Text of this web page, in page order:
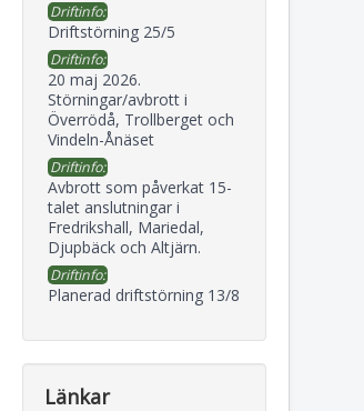
Driftinfo:
Driftstörning 25/5
Driftinfo:
20 maj 2026.
Störningar/avbrott i
Överrödå, Trollberget och
Vindeln-Ånäset
Driftinfo:
Avbrott som påverkat 15-
talet anslutningar i
Fredrikshall, Mariedal,
Djupbäck och Altjärn.
Driftinfo:
Planerad driftstörning 13/8
Länkar